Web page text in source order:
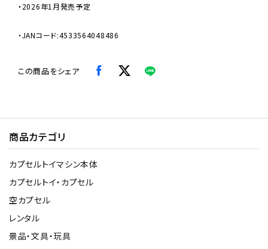
・2026年1月発売予定
・JANコード:4533564048486
この商品をシェア
商品カテゴリ
カプセルトイマシン本体
カプセルトイ・カプセル
空カプセル
レンタル
景品・文具・玩具